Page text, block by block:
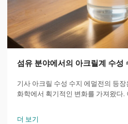
섬유 분야에서의 아크릴계 수성
기사 아크릴 수성 수지 에멀전의 등
화학에서 획기적인 변화를 가져왔다.
연속상으로 물을 사용하는 것이 특징
더 보기